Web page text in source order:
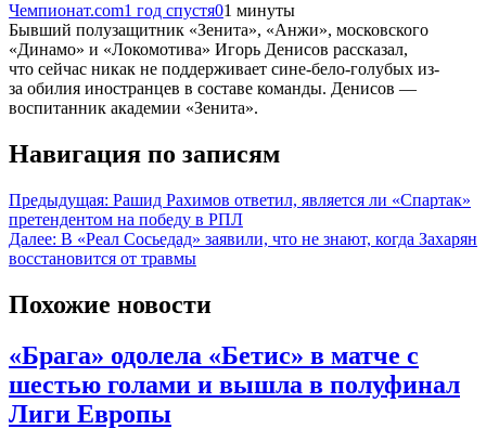
Чемпионат.com1 год спустя01 минуты
Бывший полузащитник «Зенита», «Анжи», московского
«Динамо» и «Локомотива» Игорь Денисов рассказал,
что сейчас никак не поддерживает сине-бело-голубых из-
за обилия иностранцев в составе команды. Денисов —
воспитанник академии «Зенита».
Навигация по записям
Предыдущая: Рашид Рахимов ответил, является ли «Спартак»
претендентом на победу в РПЛ
Далее: В «Реал Сосьедад» заявили, что не знают, когда Захарян
восстановится от травмы
Похожие новости
«Брага» одолела «Бетис» в матче с
шестью голами и вышла в полуфинал
Лиги Европы